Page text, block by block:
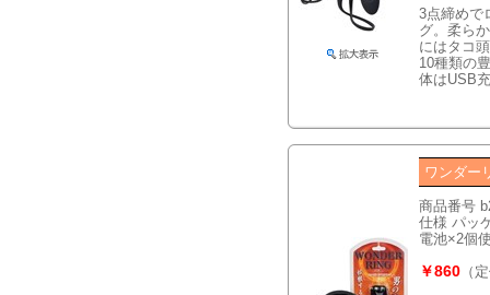
3点締めで
グ。柔ら
にはタコ
10種類の
体はUSB
ワンダ
商品番号
仕様 パッ
電池×2個
￥860 （